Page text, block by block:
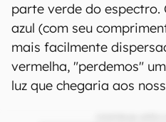
parte verde do espectro.
azul (com seu
mais facilmente
vermelha, "perdemos"
luz que chegaria aos